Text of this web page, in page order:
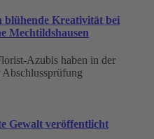
blühende Kreativität bei
Mechtildshausen
Azubis haben in der
Gewalt veröffentlicht